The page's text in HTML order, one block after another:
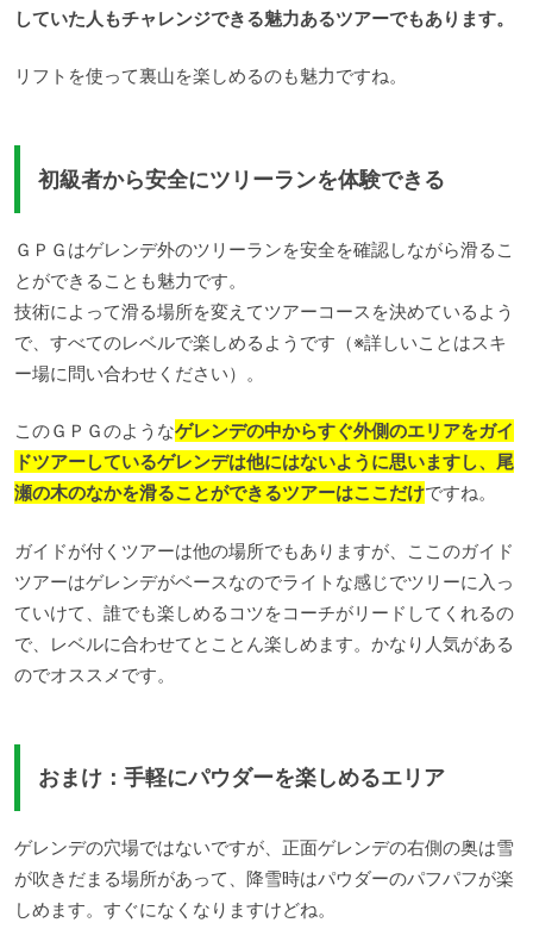
していた人もチャレンジできる魅力あるツアーでもあります。
リフトを使って裏山を楽しめるのも魅力ですね。
初級者から安全にツリーランを体験できる
ＧＰＧはゲレンデ外のツリーランを安全を確認しながら滑るこ
とができることも魅力です。
技術によって滑る場所を変えてツアーコースを決めているよう
で、すべてのレベルで楽しめるようです（※詳しいことはスキ
ー場に問い合わせください）。
このＧＰＧのようなゲレンデの中からすぐ外側のエリアをガイ
ドツアーしているゲレンデは他にはないように思いますし、尾
瀬の木のなかを滑ることができるツアーはここだけですね。
ガイドが付くツアーは他の場所でもありますが、ここのガイド
ツアーはゲレンデがベースなのでライトな感じでツリーに入っ
ていけて、誰でも楽しめるコツをコーチがリードしてくれるの
で、レベルに合わせてとことん楽しめます。かなり人気がある
のでオススメです。
おまけ：手軽にパウダーを楽しめるエリア
ゲレンデの穴場ではないですが、正面ゲレンデの右側の奥は雪
が吹きだまる場所があって、降雪時はパウダーのパフパフが楽
しめます。すぐになくなりますけどね。